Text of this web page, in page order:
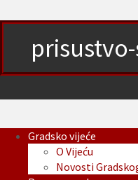
Gradsko vijeće
O Vijeću
Novosti